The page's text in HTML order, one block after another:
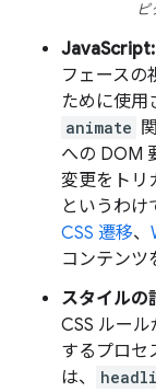
ピ
JavaScript:
フェースの
ために使用
animate
への DOM
変更をトリ
というわけ
CSS 遷移、
コンテンツ
スタイルの
CSS ルー
するプロセ
は、